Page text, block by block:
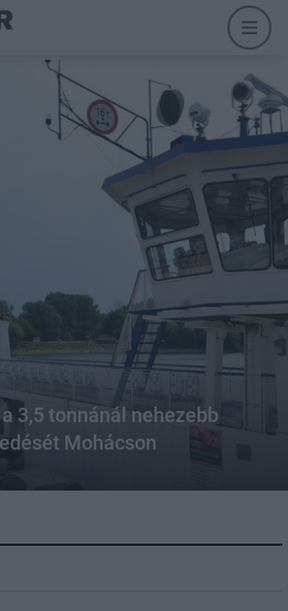
3,5 tonnánál nehezebb
Mohácson